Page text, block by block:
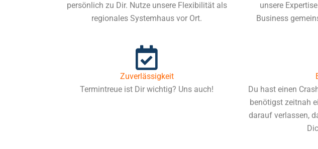
persönlich zu Dir. Nutze unsere Flexibilität als
regionales Systemhaus vor Ort.
unsere
Business
Zuverlässigkeit
Termintreue ist Dir wichtig? Uns auch!
Du hast einen
benötigst zeitnah
darauf verlassen,